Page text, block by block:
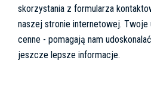
skorzystania z formularza
naszej stronie internetowej. Twoje
cenne - pomagają nam
jeszcze lepsze informacje.